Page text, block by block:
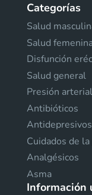
Categorías
Salud
Salud
Disfunción
Salud general
Presión arterial
Antibióticos
Antidepresivos
Cuidados de
Analgésicos
Asma
Información